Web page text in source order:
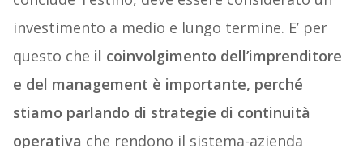
investimento a medio e lungo termine. E’ per
questo che il coinvolgimento dell’imprenditore
e del management è importante, perché
stiamo parlando di strategie di continuità
operativa che rendono il sistema-azienda